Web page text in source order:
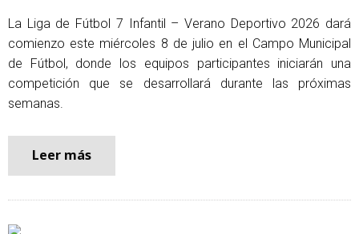
La Liga de Fútbol 7 Infantil – Verano Deportivo 2026 dará
comienzo este miércoles 8 de julio en el Campo Municipal
de Fútbol, donde los equipos participantes iniciarán una
competición que se desarrollará durante las próximas
semanas.
Leer más